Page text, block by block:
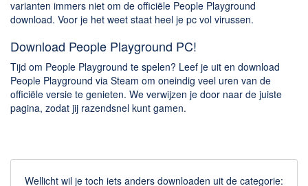
varianten immers niet om de officiële People Playground
download. Voor je het weet staat heel je pc vol virussen.
Download People Playground PC!
Tijd om People Playground te spelen? Leef je uit en download
People Playground via Steam om oneindig veel uren van de
officiële versie te genieten. We verwijzen je door naar de juiste
pagina, zodat jij razendsnel kunt gamen.
Wellicht wil je toch iets anders downloaden uit de categorie: